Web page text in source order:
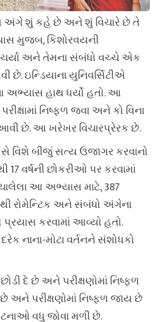
શું કહે છે અને શું વિચારે છે તે
મુજબ, કિશોરવયની
અને તેમના સંબંધો વચ્ચે એક
છે. ઇન્ડિયાના યુનિવર્સિટીએ
હાથ ધર્યો હતો. આ
નિષ્ફળ જવા અને કો વિના
છે. આ ખરેખર વિચારપ્રેરક છે.
સે વિશે બીજું સત્ય ઉજાગર કરવાનો
17 વર્ષની છોકરીઓ પર કરવામાં
આ અભ્યાસ માટે, 387
રોમેન્ટિક અને સંબંધો અંગેના
કરવામાં આવ્યો હતો.
નાના-મોટા વર્તનને સંશોધકો
દે છે અને પરીક્ષણોમાં નિષ્ફળ
અને પરીક્ષણોમાં નિષ્ફળ જાય છે
વધુ જોવા મળી છે.